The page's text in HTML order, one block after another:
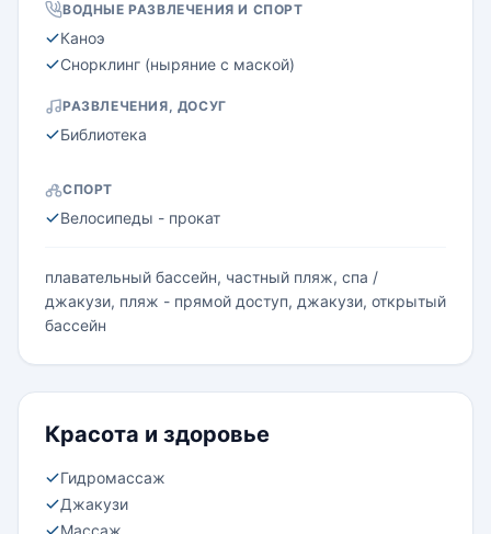
ВОДНЫЕ РАЗВЛЕЧЕНИЯ И СПОРТ
Каноэ
Снорклинг (ныряние с маской)
РАЗВЛЕЧЕНИЯ, ДОСУГ
Библиотека
СПОРТ
Велосипеды - прокат
плавательный бассейн, частный пляж, спа /
джакузи, пляж - прямой доступ, джакузи, открытый
бассейн
Красота и здоровье
Гидромассаж
Джакузи